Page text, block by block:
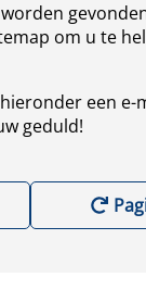
om u te
een e-
geduld!